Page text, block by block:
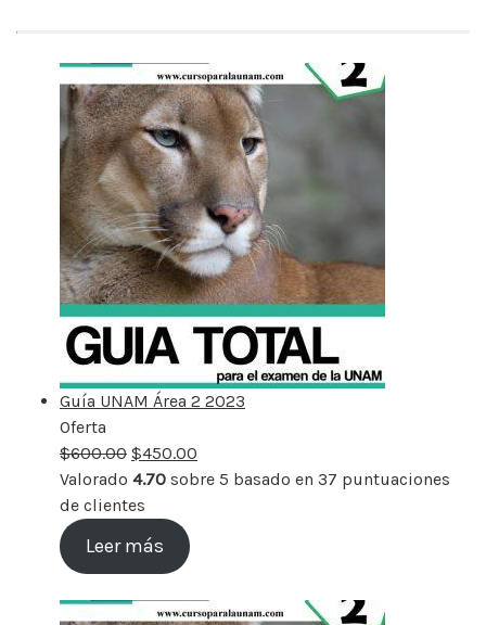
Guía UNAM Área 2 2023
Oferta
rebajado
$600.00 $450.00
Valorado 4.70 sobre 5 basado en 37 puntuaciones
de clientes
Leer más